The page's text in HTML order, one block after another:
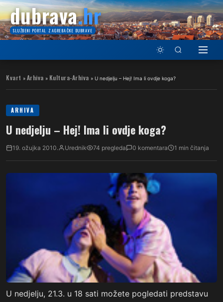
dubrava.hr
SLUŽBENI PORTAL ZAGREBAČKE DUBRAVE
Kvart » Arhiva » Kultura-Arhiva » U nedjelju – Hej! Ima li ovdje koga?
ARHIVA
U nedjelju – Hej! Ima li ovdje koga?
19. ožujka 2010. Urednik 74 pregleda 0 komentara 1 min čitanja
U nedjelju, 21.3. u 18 sati možete pogledati predstavu